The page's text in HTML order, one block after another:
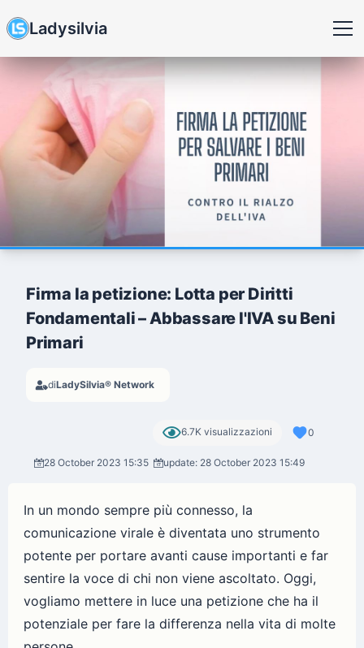
Ladysilvia
Firma la petizione: Lotta per Diritti
Fondamentali – Abbassare l'IVA su Beni
Primari
diLadySilvia® Network
6.7K visualizzazioni 0
28 October 2023 15:35 update: 28 October 2023 15:49
In un mondo sempre più connesso, la
comunicazione virale è diventata uno strumento
potente per portare avanti cause importanti e far
sentire la voce di chi non viene ascoltato. Oggi,
vogliamo mettere in luce una petizione che ha il
potenziale per fare la differenza nella vita di molte